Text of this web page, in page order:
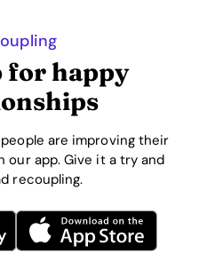
for happy
are improving their
our app. Give it a try and
recoupling.